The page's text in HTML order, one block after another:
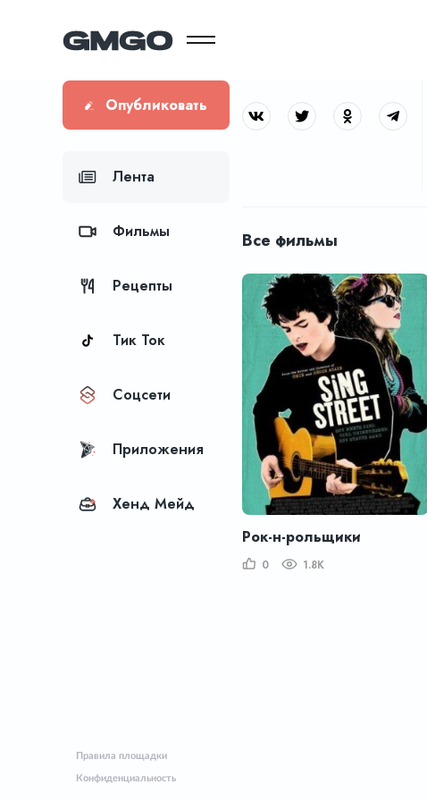
Опубликовать
Лента
Фильмы
Рецепты
Тик Ток
Соцсети
Приложения
Хенд Мейд
Правила площадки
Конфиденциальность
Все фильмы
Рок-н-рольщики
0 1.8K